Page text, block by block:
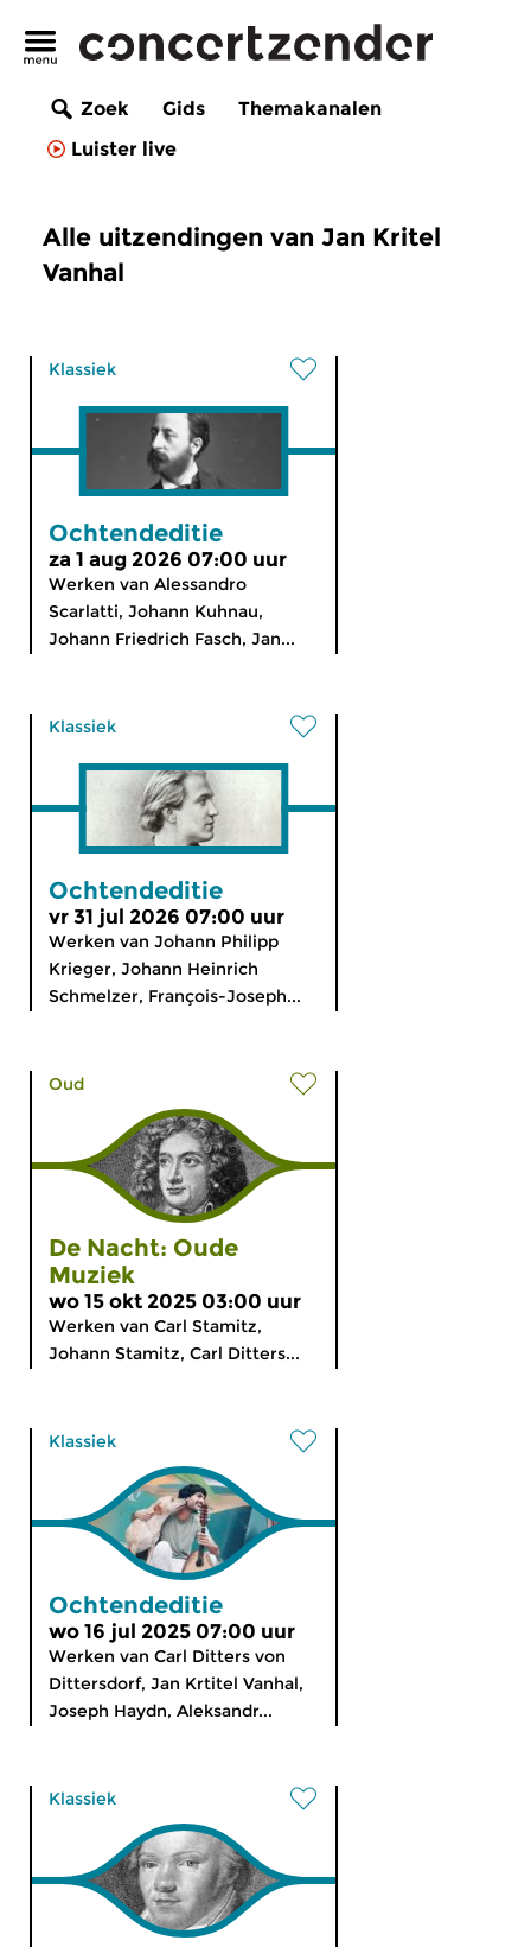
Zoek Gids
Themakanalen
Luister live
Alle uitzendingen van Jan Kritel
Vanhal
Klassiek
Ochtendeditie
za 1 aug 2026 07:00 uur
Werken van Alessandro
Scarlatti, Johann Kuhnau,
Johann Friedrich Fasch, Jan...
Klassiek
Ochtendeditie
vr 31 jul 2026 07:00 uur
Werken van Johann Philipp
Krieger, Johann Heinrich
Schmelzer, François-Joseph...
Oud
De Nacht: Oude
Muziek
wo 15 okt 2025 03:00 uur
Werken van Carl Stamitz,
Johann Stamitz, Carl Ditters...
Klassiek
Ochtendeditie
wo 16 jul 2025 07:00 uur
Werken van Carl Ditters von
Dittersdorf, Jan Krtitel Vanhal,
Joseph Haydn, Aleksandr...
Klassiek